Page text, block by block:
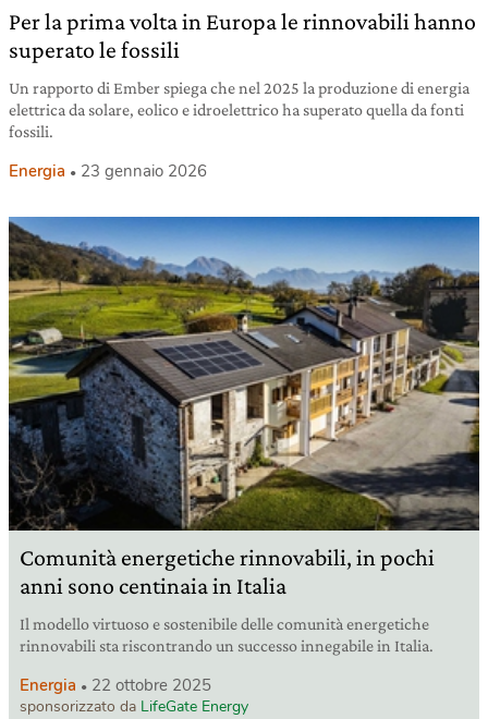
Per la prima volta in Europa le rinnovabili hanno
superato le fossili
Un rapporto di Ember spiega che nel 2025 la produzione di energia
elettrica da solare, eolico e idroelettrico ha superato quella da fonti
fossili.
Energia 23 gennaio 2026
Comunità energetiche rinnovabili, in pochi
anni sono centinaia in Italia
Il modello virtuoso e sostenibile delle comunità energetiche
rinnovabili sta riscontrando un successo innegabile in Italia.
Energia 22 ottobre 2025
sponsorizzato da LifeGate Energy